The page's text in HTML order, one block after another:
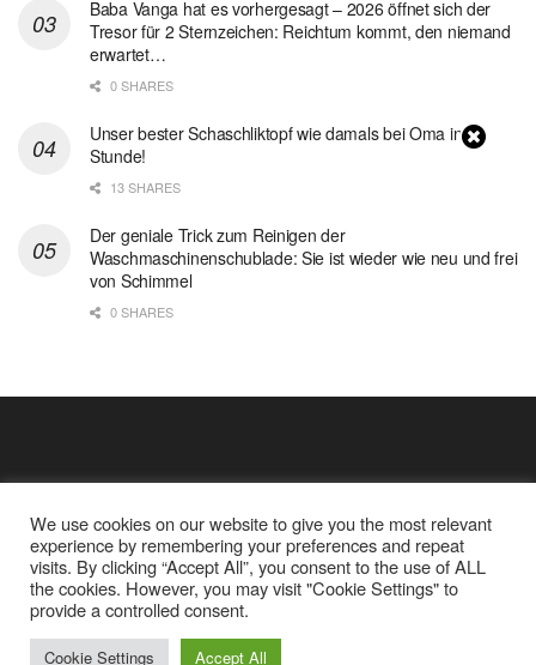
Baba Vanga hat es vorhergesagt – 2026 öffnet sich der
Tresor für 2 Sternzeichen: Reichtum kommt, den niemand
erwartet…
0 SHARES
Unser bester Schaschliktopf wie damals bei Oma in 1
Stunde!
13 SHARES
Der geniale Trick zum Reinigen der
Waschmaschinenschublade: Sie ist wieder wie neu und frei
von Schimmel
0 SHARES
Cookie Policy
Datenschutz
Google Analytics und Cookie Dateien
© 2025Einfache Rezept
We use cookies on our website to give you the most relevant
experience by remembering your preferences and repeat
visits. By clicking “Accept All”, you consent to the use of ALL
the cookies. However, you may visit "Cookie Settings" to
provide a controlled consent.
Cookie Settings Accept All